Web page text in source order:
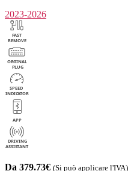
2023-2026
Da 379.73€ (Si può applicare l'IVA)